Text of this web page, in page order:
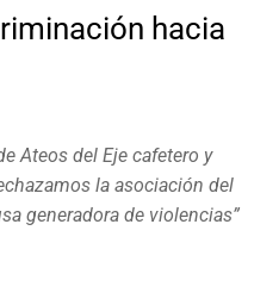
hacia
Ateos del Eje cafetero y
la asociación del
generadora de violencias”